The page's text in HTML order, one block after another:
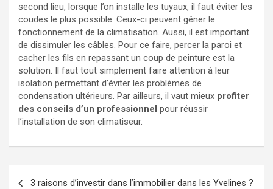
second lieu, lorsque l’on installe les tuyaux, il faut éviter les
coudes le plus possible. Ceux-ci peuvent gêner le
fonctionnement de la climatisation. Aussi, il est important
de dissimuler les câbles. Pour ce faire, percer la paroi et
cacher les fils en repassant un coup de peinture est la
solution. Il faut tout simplement faire attention à leur
isolation permettant d’éviter les problèmes de
condensation ultérieurs. Par ailleurs, il vaut mieux profiter
des conseils d’un professionnel pour réussir
l’installation de son climatiseur.
3 raisons d’investir dans l’immobilier dans les Yvelines ?